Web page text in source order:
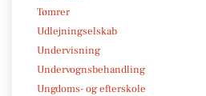
Tømrer
Udlejningselskab
Undervisning
Undervognsbehandling
Ungdoms- og efterskole